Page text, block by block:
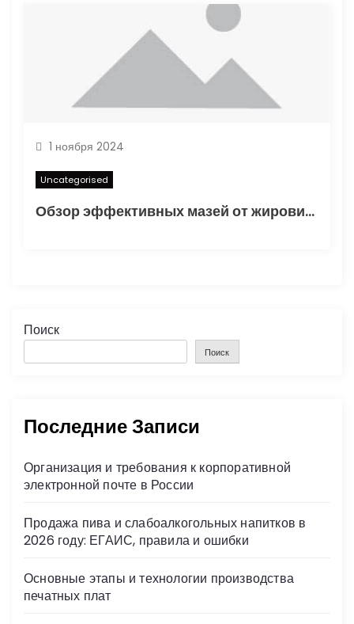
1 ноября 2024
Uncategorised
Обзор эффективных мазей от жировиков с рассасывающим эффектом
Поиск
Поиск
Последние Записи
Организация и требования к корпоративной
электронной почте в России
Продажа пива и слабоалкогольных напитков в
2026 году: ЕГАИС, правила и ошибки
Основные этапы и технологии производства
печатных плат